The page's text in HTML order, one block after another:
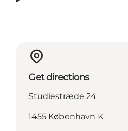
Get directions
Studiestræde 24
1455 København K